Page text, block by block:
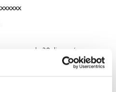
cerca de 30 dias após a
aos clientes, já verificou se
confirmar que não recebeu, envie